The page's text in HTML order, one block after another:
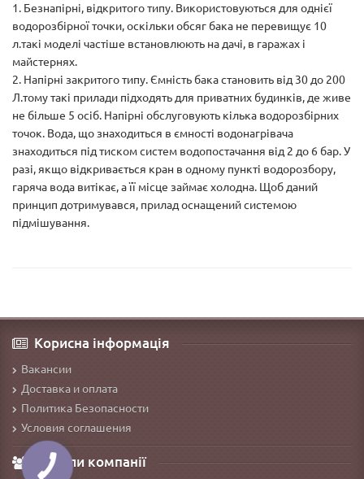
1. Безнапірні, відкритого типу. Використовуються для однієї
водорозбірної точки, оскільки обсяг бака не перевищує 10
л.такі моделі частіше встановлюють на дачі, в гаражах і
майстернях.
2. Напірні закритого типу. Ємність бака становить від 30 до 200
Л.тому такі прилади підходять для приватних будинків, де живе
не більше 5 осіб. Напірні обслуговують кілька водорозбірних
точок. Вода, що знаходиться в ємності водонагрівача
знаходиться під тиском систем водопостачання від 2 до 6 бар. У
разі, якщо відкривається кран в одному пункті водорозбору,
гаряча вода витікає, а її місце займає холодна. Щоб даний
принцип дотримувався, прилад оснащений системою
підмішування.
Корисна інформація
Вакансии
Доставка и оплата
Политика Безопасности
Условия соглашения
Відділи компанії